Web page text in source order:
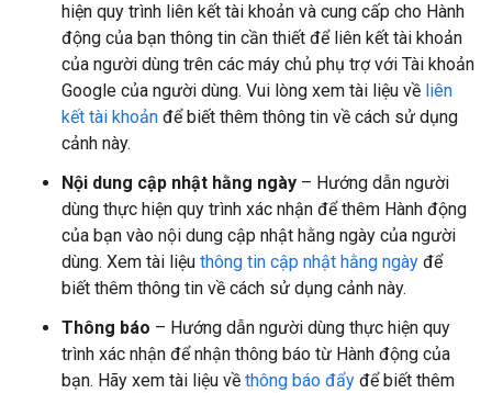
hiện quy trình liên kết tài khoản và cung cấp cho Hành
động của bạn thông tin cần thiết để liên kết tài khoản
của người dùng trên các máy chủ phụ trợ với Tài khoản
Google của người dùng. Vui lòng xem tài liệu về liên
kết tài khoản để biết thêm thông tin về cách sử dụng
cảnh này.
Nội dung cập nhật hằng ngày – Hướng dẫn người
dùng thực hiện quy trình xác nhận để thêm Hành động
của bạn vào nội dung cập nhật hằng ngày của người
dùng. Xem tài liệu thông tin cập nhật hằng ngày để
biết thêm thông tin về cách sử dụng cảnh này.
Thông báo – Hướng dẫn người dùng thực hiện quy
trình xác nhận để nhận thông báo từ Hành động của
bạn. Hãy xem tài liệu về thông báo đẩy để biết thêm